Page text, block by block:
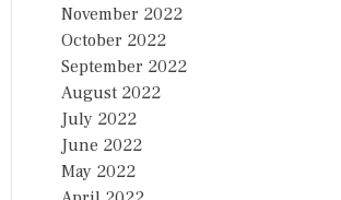
November 2022
October 2022
September 2022
August 2022
July 2022
June 2022
May 2022